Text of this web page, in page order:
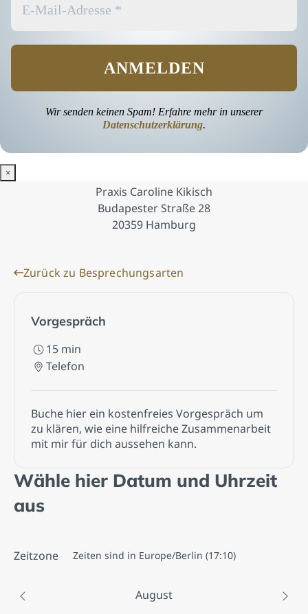
Wir senden keinen Spam! Erfahre mehr in unserer
Datenschutzerklärung.
×